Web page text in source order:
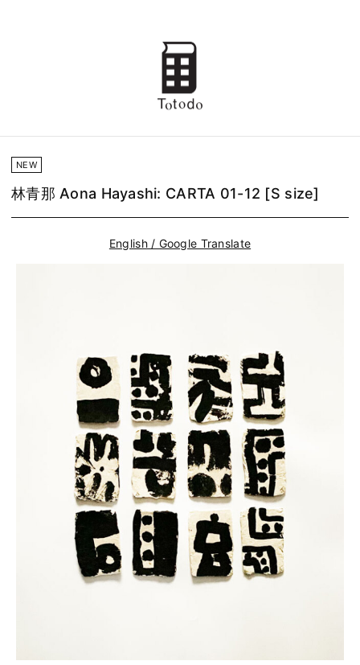
NEW
林青那 Aona Hayashi: CARTA 01-12 [S size]
English / Google Translate